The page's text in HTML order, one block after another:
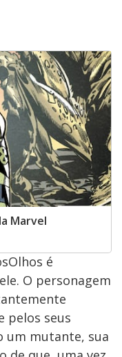
Marvel
é
O personagem
pelos seus
um mutante, sua